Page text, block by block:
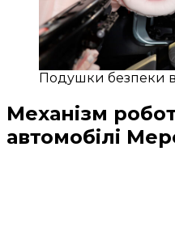
Подушки безпеки в
Механізм
автомобілі